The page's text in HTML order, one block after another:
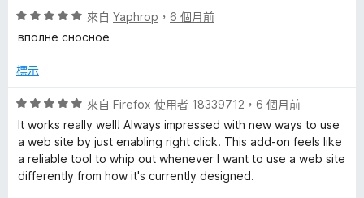
分
5
分
，
分
分
評
價
分
滿
分
來自 Yaphrop ， 6 個月前
вполне сносное
標示
評
價
5
分
，
來自 Firefox 使用者 18339712 ， 6 個月前
It works really well! Always impressed with new ways to use
a web site by just enabling right click. This add-on feels like
a reliable tool to whip out whenever I want to use a web site
differently from how it's currently designed.